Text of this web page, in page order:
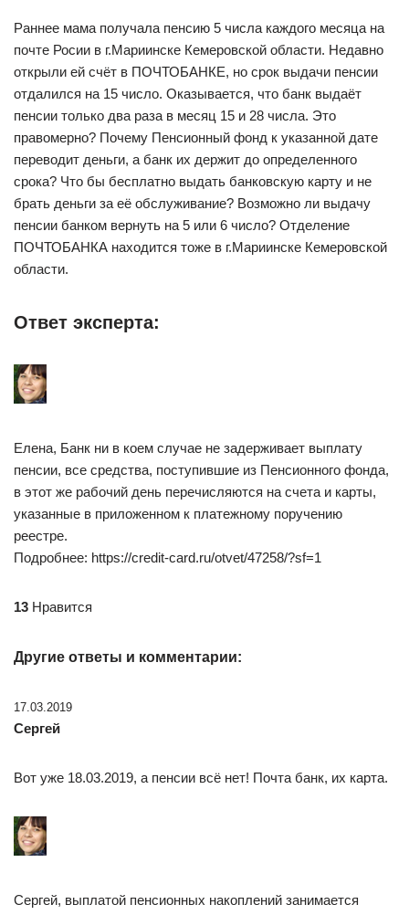
Раннее мама получала пенсию 5 числа каждого месяца на
почте Росии в г.Мариинске Кемеровской области. Недавно
открыли ей счёт в ПОЧТОБАНКЕ, но срок выдачи пенсии
отдалился на 15 число. Оказывается, что банк выдаёт
пенсии только два раза в месяц 15 и 28 числа. Это
правомерно? Почему Пенсионный фонд к указанной дате
переводит деньги, а банк их держит до определенного
срока? Что бы бесплатно выдать банковскую карту и не
брать деньги за её обслуживание? Возможно ли выдачу
пенсии банком вернуть на 5 или 6 число? Отделение
ПОЧТОБАНКА находится тоже в г.Мариинске Кемеровской
области.
Ответ эксперта:
Елена, Банк ни в коем случае не задерживает выплату
пенсии, все средства, поступившие из Пенсионного фонда,
в этот же рабочий день перечисляются на счета и карты,
указанные в приложенном к платежному поручению
реестре.
Подробнее: https://credit-card.ru/otvet/47258/?sf=1
13 Нравится
Другие ответы и комментарии:
17.03.2019
Сергей
Вот уже 18.03.2019, а пенсии всё нет! Почта банк, их карта.
Сергей, выплатой пенсионных накоплений занимается